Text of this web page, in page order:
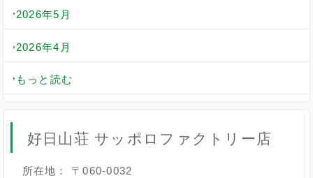
2026年5月
2026年4月
もっと読む
好日山荘 サッポロファクトリー店
所在地： 〒060-0032